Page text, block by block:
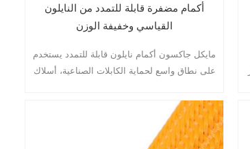
أكمام مضفرة قابلة للتمدد من النايلون
القياسي وخفيفة الوزن
مايكل جاكسون أكمام نايلون قابلة للتمدد يستخدم
على نطاق واسع لحماية الكابلات الصناعية، أسلاك